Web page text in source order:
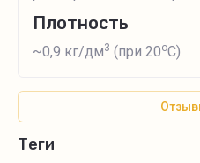
Плотность
~0,9 кг/дм3 (при 20оС)
теги